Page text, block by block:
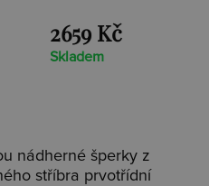
nádherné šperky z
stříbra prvotřídní